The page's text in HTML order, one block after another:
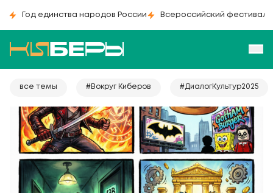
Год единства народов России Всероссийский фестиваль
все темы #Вокруг Киберов #ДиалогКультур2025